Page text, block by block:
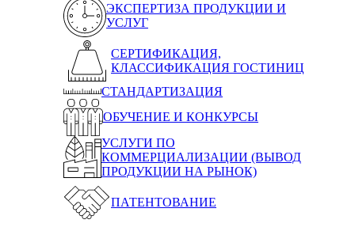
ЭКСПЕРТИЗА ПРОДУКЦИИ И
УСЛУГ
СЕРТИФИКАЦИЯ,
КЛАССИФИКАЦИЯ ГОСТИНИЦ
СТАНДАРТИЗАЦИЯ
ОБУЧЕНИЕ И КОНКУРСЫ
УСЛУГИ ПО
КОММЕРЦИАЛИЗАЦИИ (ВЫВОД
ПРОДУКЦИИ НА РЫНОК)
ПАТЕНТОВАНИЕ